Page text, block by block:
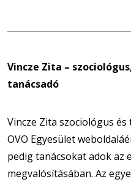
Vincze Zita –
tanácsadó
Vincze Zita szociológus
OVO Egyesület
pedig tanácsokat adok az
megvalósításában. Az